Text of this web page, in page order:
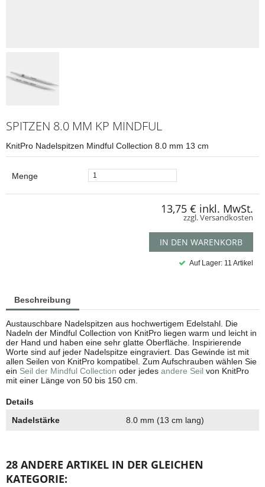
SPITZEN 8.0 MM KP MINDFUL
KnitPro Nadelspitzen Mindful Collection 8.0 mm 13 cm
Menge
13,75 € inkl. MwSt.
zzgl. Versandkosten
IN DEN WARENKORB
Auf Lager: 11 Artikel
Beschreibung
Austauschbare Nadelspitzen aus hochwertigem Edelstahl. Die
Nadeln der Mindful Collection von KnitPro liegen warm und leicht in
der Hand und haben eine sehr glatte Oberfläche. Inspirierende
Worte sind auf jeder Nadelspitze eingraviert. Das Gewinde ist mit
allen Seilen von KnitPro kompatibel. Zum Aufschrauben wählen Sie
ein Seil der Mindful Collection oder jedes andere Seil von KnitPro
mit einer Länge von 50 bis 150 cm.
Details
Nadelstärke
8.0 mm (13 cm lang)
28 ANDERE ARTIKEL IN DER GLEICHEN
KATEGORIE: